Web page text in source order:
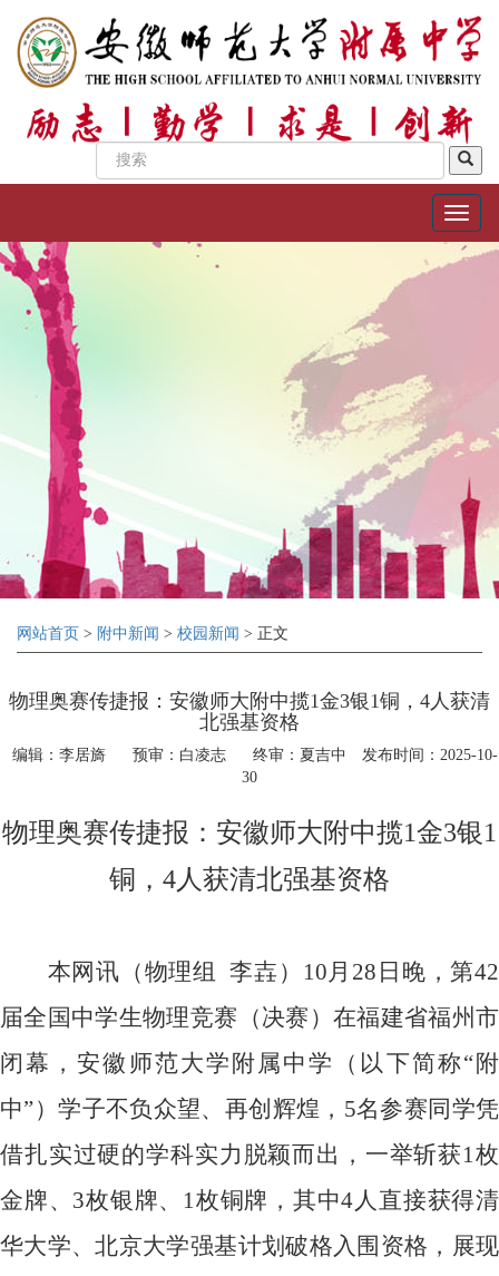
网站首页 > 附中新闻 > 校园新闻 > 正文
物理奥赛传捷报：安徽师大附中揽1金3银1铜，4人获清
北强基资格
编辑：李居旖 预审：白凌志 终审：夏吉中
发布时间：2025-10-
30
物理奥赛传捷报 ：安徽师大附中揽1金3银1
铜， 4人获清北强基资格
本网讯（物理组 李壵） 10月 28 日晚，第42
届全国中学生物理竞赛（决赛）在福建省福州市
闭幕，安徽师范大学附属中学（以下简称“附
中”）学子不负众望、再创辉煌， 5名参赛同学凭
借扎实过硬的学科实力脱颖而出，一举斩获1枚
金牌、 3枚银牌、 1枚铜牌，其中4人直接获得清
华大学、北京大学强基计划破格入围资格，展现